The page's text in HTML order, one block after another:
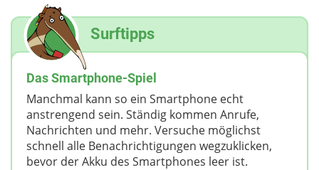
Surftipps
Das Smartphone-Spiel
Manchmal kann so ein Smartphone echt
anstrengend sein. Ständig kommen Anrufe,
Nachrichten und mehr. Versuche möglichst
schnell alle Benachrichtigungen wegzuklicken,
bevor der Akku des Smartphones leer ist.